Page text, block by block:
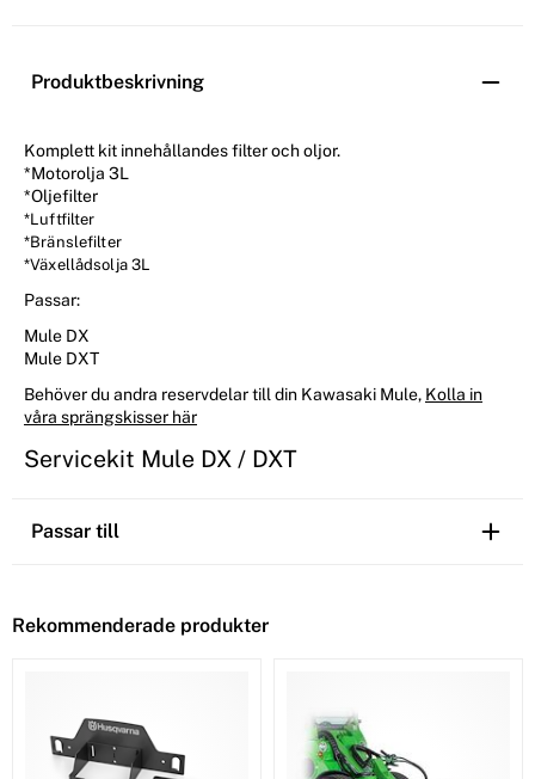
Produktbeskrivning
Komplett kit innehållandes filter och oljor.
*Motorolja 3L
*Oljefilter
*Luftfilter
*Bränslefilter
*Växellådsolja 3L
Passar:
Mule DX
Mule DXT
Behöver du andra reservdelar till din Kawasaki Mule, Kolla in
våra sprängskisser här
Servicekit Mule DX / DXT
Passar till
Rekommenderade produkter